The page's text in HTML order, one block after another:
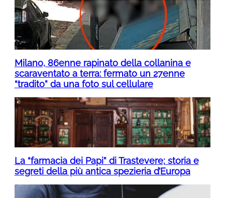
Milano, 86enne rapinato della collanina e
scaraventato a terra: fermato un 27enne
“tradito” da una foto sul cellulare
La “farmacia dei Papi” di Trastevere; storia e
segreti della più antica spezieria d’Europa